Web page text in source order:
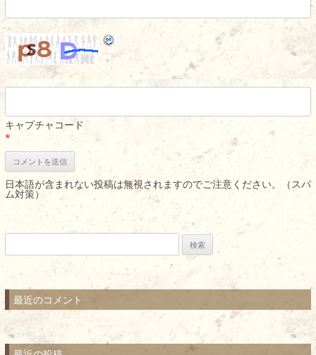
キャプチャコード
*
日本語が含まれない投稿は無視されますのでご注意ください。（スパ
ム対策）
索:
最近のコメント